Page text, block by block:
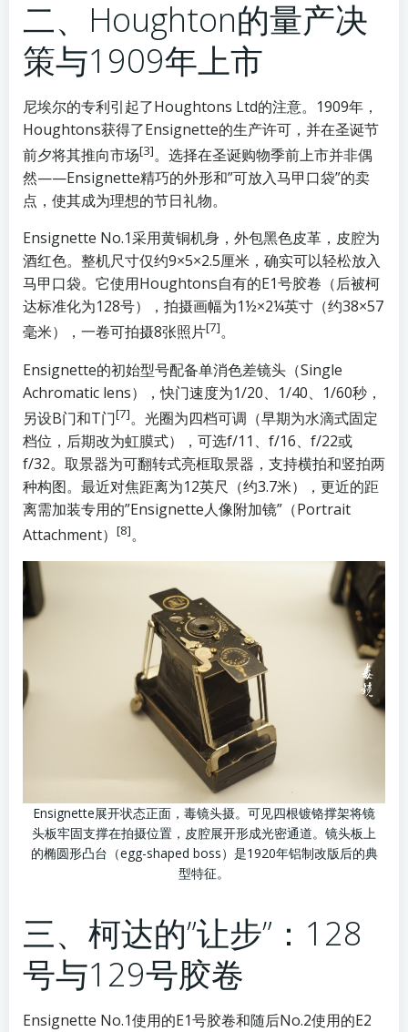
二、Houghton的量产决
策与1909年上市
尼埃尔的专利引起了Houghtons Ltd的注意。1909年，
Houghtons获得了Ensignette的生产许可，并在圣诞节
前夕将其推向市场[3]。选择在圣诞购物季前上市并非偶
然——Ensignette精巧的外形和”可放入马甲口袋”的卖
点，使其成为理想的节日礼物。
Ensignette No.1采用黄铜机身，外包黑色皮革，皮腔为
酒红色。整机尺寸仅约9×5×2.5厘米，确实可以轻松放入
马甲口袋。它使用Houghtons自有的E1号胶卷（后被柯
达标准化为128号），拍摄画幅为1½×2¼英寸（约38×57
毫米），一卷可拍摄8张照片[7]。
Ensignette的初始型号配备单消色差镜头（Single
Achromatic lens），快门速度为1/20、1/40、1/60秒，
另设B门和T门[7]。光圈为四档可调（早期为水滴式固定
档位，后期改为虹膜式），可选f/11、f/16、f/22或
f/32。取景器为可翻转式亮框取景器，支持横拍和竖拍两
种构图。最近对焦距离为12英尺（约3.7米），更近的距
离需加装专用的”Ensignette人像附加镜”（Portrait
Attachment） [8]。
Ensignette展开状态正面，毒镜头摄。可见四根镀铬撑架将镜
头板牢固支撑在拍摄位置，皮腔展开形成光密通道。镜头板上
的椭圆形凸台（egg-shaped boss）是1920年铝制改版后的典
型特征。
三、柯达的”让步”：128
号与129号胶卷
Ensignette No.1使用的E1号胶卷和随后No.2使用的E2